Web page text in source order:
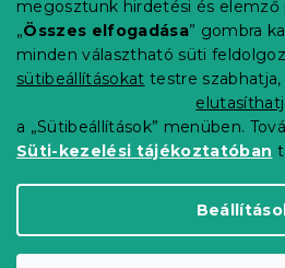
megosztunk hirdetési és elemző
„Összes elfogadása” gombra
minden választható süti
sütibeállításokat testre
a „Sütibeállítások” menüben.
Süti-kezelési tájékoztatóban
Adatvédelmi nyilatkozat
Blog
Partnereinknek
Copyright 2026Elerheto